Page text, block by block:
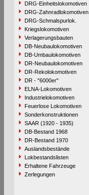
DRG-Einheitslokomotiven
DRG-Zahnradlokomotiven
DRG-Schmalspurlok.
Kriegslokomotiven
Verlagerungsbauten
DB-Neubaulokomotiven
DB-Umbaulokomotiven
DR-Neubaulokomotiven
DR-Rekolokomotiven
DR - "6000er"
ELNA-Lokomotiven
Industrielokomotiven
Feuerlose Lokomotiven
Sonderkonstruktionen
SAAR (1920 - 1935)
DB-Bestand 1968
DR-Bestand 1970
Auslandsbestände
Lokbestandslisten
Erhaltene Fahrzeuge
Zerlegungen